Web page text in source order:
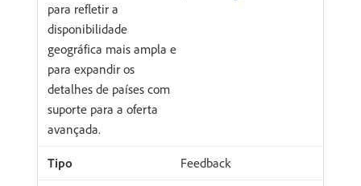
para refletir a
disponibilidade
geográfica mais ampla e
para expandir os
detalhes de países com
suporte para a oferta
avançada.
Feedback